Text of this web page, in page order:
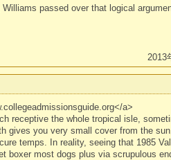
passed over that logical
2013
a>
receptive the whole tropical isle,
gives you very small cover from the
temps. In reality, seeing that 1985
boxer most dogs plus via scrupulous